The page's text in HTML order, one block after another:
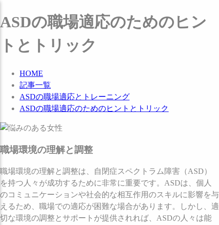
ASDの職場適応のためのヒン
トとトリック
HOME
記事一覧
ASDの職場適応とトレーニング
ASDの職場適応のためのヒントとトリック
職場環境の理解と調整
職場環境の理解と調整は、自閉症スペクトラム障害（ASD）
を持つ人々が成功するために非常に重要です。ASDは、個人
のコミュニケーションや社会的な相互作用のスキルに影響を与
えるため、職場での適応が困難な場合があります。しかし、適
切な環境の調整とサポートが提供されれば、ASDの人々は能